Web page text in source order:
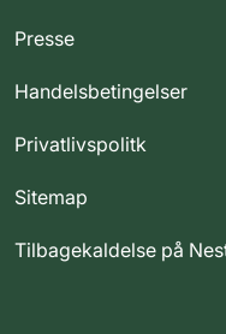
Presse
Handelsbetingelser
Privatlivspolitk
Sitemap
Tilbagekaldelse på